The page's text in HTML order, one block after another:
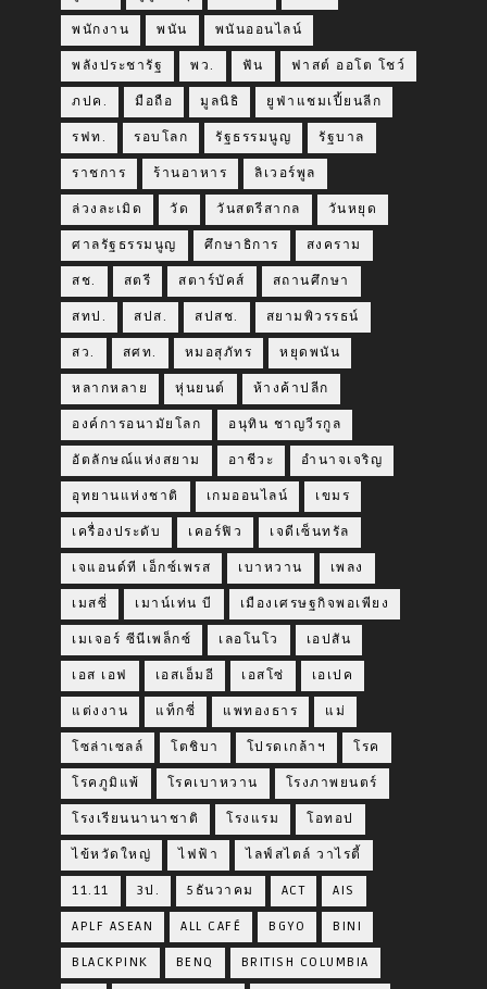
พนักงาน พนัน พนันออนไลน์
พลังประชารัฐ พว. ฟัน ฟาสต์ ออโต โชว์
ภปค. มือถือ มูลนิธิ ยูฟ่าแชมเปี้ยนลีก
รฟท. รอบโลก รัฐธรรมนูญ รัฐบาล
ราชการ ร้านอาหาร ลิเวอร์พูล
ล่วงละเมิด วัด วันสตรีสากล วันหยุด
ศาลรัฐธรรมนูญ ศึกษาธิการ สงคราม
สช. สตรี สตาร์บัคส์ สถานศึกษา
สทป. สปส. สปสช. สยามพิวรรธน์
สว. สศท. หมอสุภัทร หยุดพนัน
หลากหลาย หุ่นยนต์ ห้างค้าปลีก
องค์การอนามัยโลก อนุทิน ชาญวีรกูล
อัตลักษณ์แห่งสยาม อาชีวะ อำนาจเจริญ
อุทยานแห่งชาติ เกมออนไลน์ เขมร
เครื่องประดับ เคอร์ฟิว เจดีเซ็นทรัล
เจแอนด์ที เอ็กซ์เพรส เบาหวาน เพลง
เมสซี่ เมาน์เท่น บี เมืองเศรษฐกิจพอเพียง
เมเจอร์ ซีนีเพล็กซ์ เลอโนโว เอปสัน
เอส เอฟ เอสเอ็มอี เอสโซ่ เอเปค
แต่งงาน แท็กซี่ แพทองธาร แม่
โซล่าเซลล์ โตชิบา โปรดเกล้าฯ โรค
โรคภูมิแพ้ โรคเบาหวาน โรงภาพยนตร์
โรงเรียนนานาชาติ โรงแรม โอทอป
ไข้หวัดใหญ่ ไฟฟ้า ไลฟ์สไตล์ วาไรตี้
11.11 3ป. 5ธันวาคม ACT AIS
APLF ASEAN ALL CAFÉ BGYO BINI
BLACKPINK BENQ BRITISH COLUMBIA